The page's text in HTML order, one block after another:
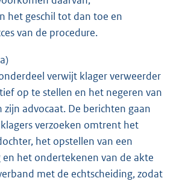
het geschil tot dan toe en
van de procedure.
verwijt klager verweerder
op te stellen en het negeren van
zijn advocaat. De berichten gaan
verzoeken omtrent het
het opstellen van een
en het ondertekenen van de akte
met de echtscheiding, zodat